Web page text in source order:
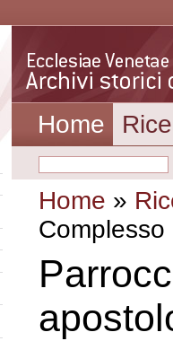
Home
Home »